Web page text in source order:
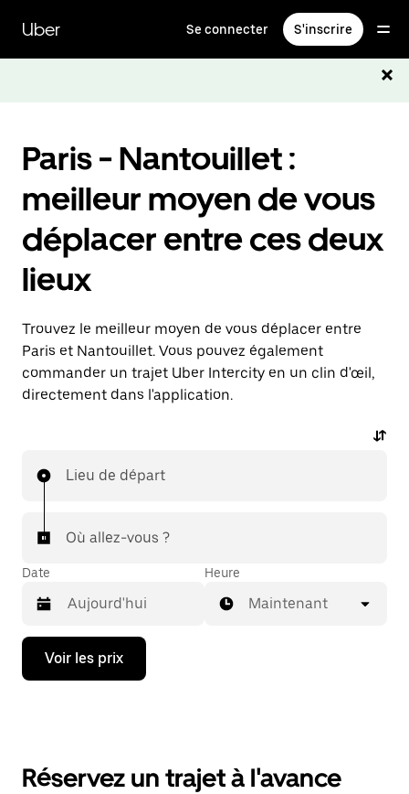
contenu
principal
Uber Se connecter S'inscrire
Paris - Nantouillet :
meilleur moyen de vous
déplacer entre ces deux
lieux
Trouvez le meilleur moyen de vous déplacer entre
Paris et Nantouillet. Vous pouvez également
commander un trajet Uber Intercity en un clin d'œil,
directement dans l'application.
Lieu de départ
Où allez-vous ?
Date
Appuyez
la
ouvrir
Heure
Maintenant
Voir les prix
Réservez un trajet à l'avance